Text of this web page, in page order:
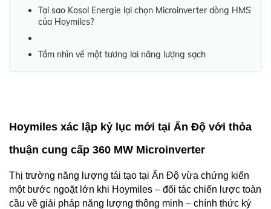
Tại sao Kosol Energie lại chọn Microinverter dòng HMS
của Hoymiles?
Tầm nhìn về một tương lai năng lượng sạch
Hoymiles xác lập kỷ lục mới tại Ấn Độ với thỏa
thuận cung cấp 360 MW Microinverter
Thị trường năng lượng tái tạo tại Ấn Độ vừa chứng kiến
một bước ngoặt lớn khi Hoymiles – đối tác chiến lược toàn
cầu về giải pháp năng lượng thông minh – chính thức ký